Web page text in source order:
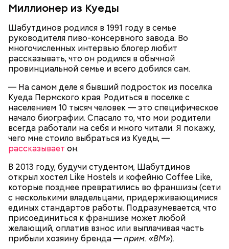
Миллионер из Куеды
Шабутдинов родился в 1991 году в семье
руководителя пиво-консервного завода. Во
многочисленных интервью блогер любит
рассказывать, что он родился в обычной
провинциальной семье и всего добился сам.
— На самом деле я бывший подросток из поселка
Куеда Пермского края. Родиться в поселке с
населением 10 тысяч человек — это специфическое
начало биографии. Спасало то, что мои родители
всегда работали на себя и много читали. Я покажу,
чего мне стоило выбраться из Куеды, —
рассказывает он.
В 2013 году, будучи студентом, Шабутдинов
открыл хостел Like Hostels и кофейню Coffee Like,
которые позднее превратились во франшизы (сети
с несколькими владельцами, придерживающимися
единых стандартов работы. Подразумевается, что
присоединиться к франшизе может любой
желающий, оплатив взнос или выплачивая часть
прибыли хозяину бренда —прим. «ВМ»).
Примечательно и то, что 12 детей, которые
находились на иждивении у подозреваемой,
имеют инвалидность.
После того как глава группировки был пойман,
«Параграф-88» объявил о самороспуске, сообщили
в «Осторожно, Media».